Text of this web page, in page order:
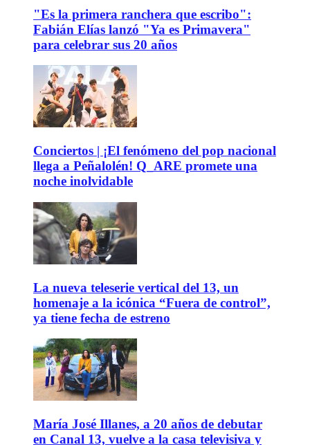
"Es la primera ranchera que escribo":
Fabián Elías lanzó "Ya es Primavera"
para celebrar sus 20 años
Conciertos | ¡El fenómeno del pop nacional
llega a Peñalolén! Q_ARE promete una
noche inolvidable
La nueva teleserie vertical del 13, un
homenaje a la icónica “Fuera de control”,
ya tiene fecha de estreno
María José Illanes, a 20 años de debutar
en Canal 13, vuelve a la casa televisiva y